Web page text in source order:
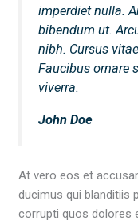
imperdiet nulla.
bibendum ut.
nibh. Cursus
Faucibus ornare
viverra.
John Doe
At vero eos et
ducimus qui blanditiis
corrupti quos dolores